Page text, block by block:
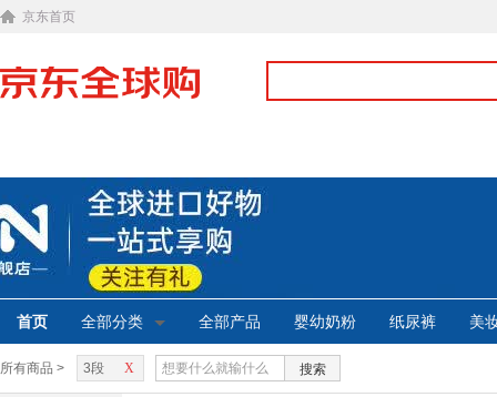
京东首页
首页 全部分类 全部产品 婴幼奶粉 纸尿裤 美
所有商品 > X
3段 搜索